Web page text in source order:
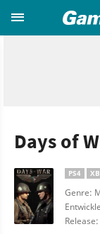
Days of
PS4
Genre: